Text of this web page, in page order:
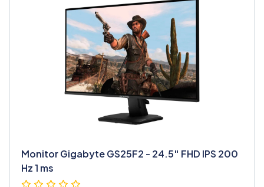
Monitor Gigabyte GS25F2 - 24.5″ FHD IPS 200
Hz 1 ms